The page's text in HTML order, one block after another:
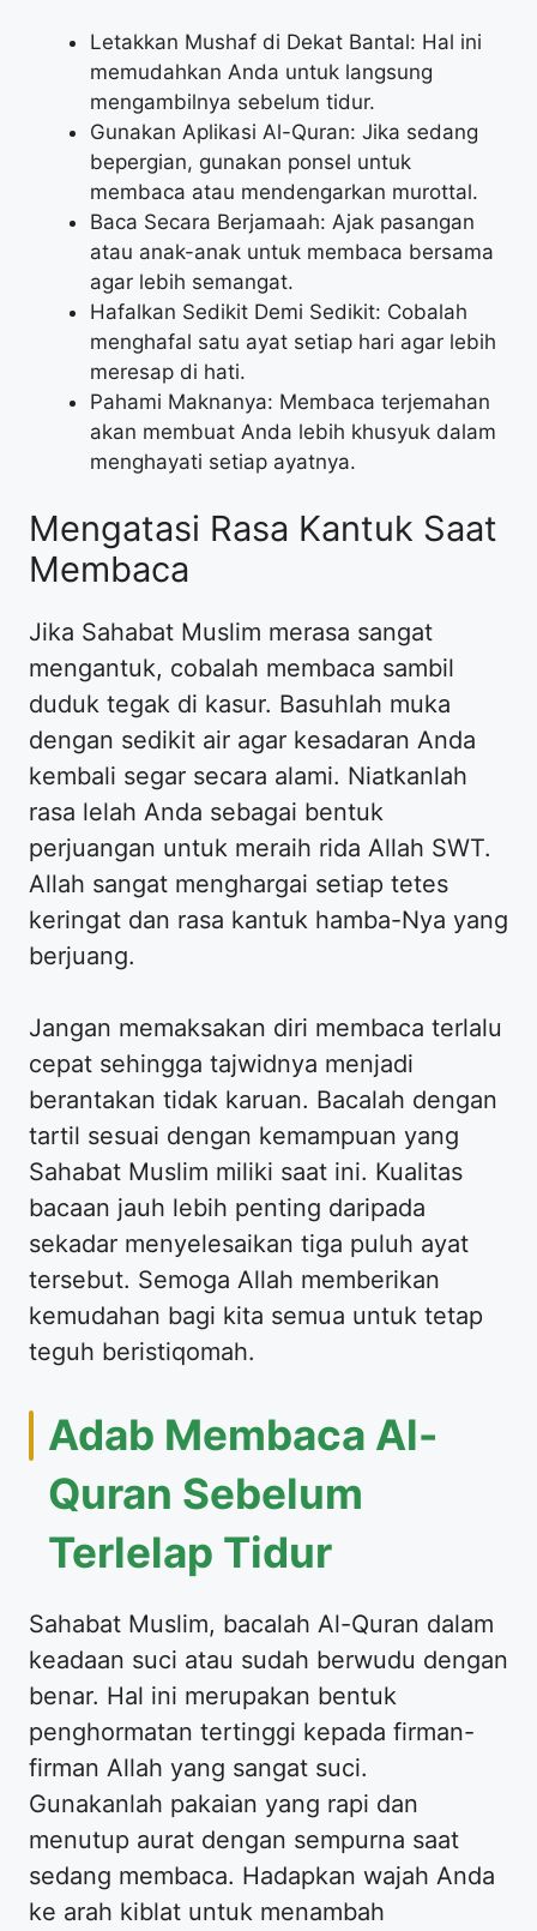
Letakkan Mushaf di Dekat Bantal: Hal ini
memudahkan Anda untuk langsung
mengambilnya sebelum tidur.
Gunakan Aplikasi Al-Quran: Jika sedang
bepergian, gunakan ponsel untuk
membaca atau mendengarkan murottal.
Baca Secara Berjamaah: Ajak pasangan
atau anak-anak untuk membaca bersama
agar lebih semangat.
Hafalkan Sedikit Demi Sedikit: Cobalah
menghafal satu ayat setiap hari agar lebih
meresap di hati.
Pahami Maknanya: Membaca terjemahan
akan membuat Anda lebih khusyuk dalam
menghayati setiap ayatnya.
Mengatasi Rasa Kantuk Saat
Membaca
Jika Sahabat Muslim merasa sangat
mengantuk, cobalah membaca sambil
duduk tegak di kasur. Basuhlah muka
dengan sedikit air agar kesadaran Anda
kembali segar secara alami. Niatkanlah
rasa lelah Anda sebagai bentuk
perjuangan untuk meraih rida Allah SWT.
Allah sangat menghargai setiap tetes
keringat dan rasa kantuk hamba-Nya yang
berjuang.
Jangan memaksakan diri membaca terlalu
cepat sehingga tajwidnya menjadi
berantakan tidak karuan. Bacalah dengan
tartil sesuai dengan kemampuan yang
Sahabat Muslim miliki saat ini. Kualitas
bacaan jauh lebih penting daripada
sekadar menyelesaikan tiga puluh ayat
tersebut. Semoga Allah memberikan
kemudahan bagi kita semua untuk tetap
teguh beristiqomah.
Adab Membaca Al-
Quran Sebelum
Terlelap Tidur
Sahabat Muslim, bacalah Al-Quran dalam
keadaan suci atau sudah berwudu dengan
benar. Hal ini merupakan bentuk
penghormatan tertinggi kepada firman-
firman Allah yang sangat suci.
Gunakanlah pakaian yang rapi dan
menutup aurat dengan sempurna saat
sedang membaca. Hadapkan wajah Anda
ke arah kiblat untuk menambah